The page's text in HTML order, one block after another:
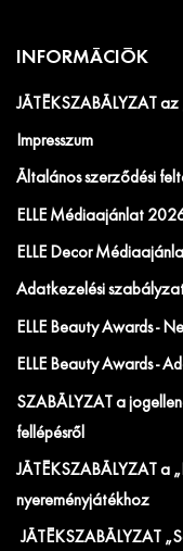
INFORMÁCIÓK
JÁTÉKSZABÁLYZAT az
Impresszum
Általános szerződési
ELLE Médiaajánlat
ELLE Decor
Adatkezelési
ELLE Beauty Awards -
ELLE Beauty Awards -
SZABÁLYZAT a
fellépésről
JÁTÉKSZABÁLYZAT a
nyereményjátékhoz
JÁTÉKSZABÁLYZAT